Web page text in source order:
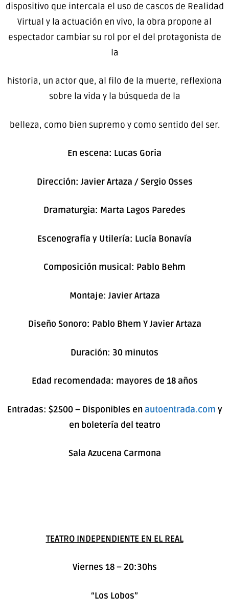
dispositivo que intercala el uso de cascos de Realidad
Virtual y la actuación en vivo, la obra propone al
espectador cambiar su rol por el del protagonista de
la
historia, un actor que, al filo de la muerte, reflexiona
sobre la vida y la búsqueda de la
belleza, como bien supremo y como sentido del ser.
En escena: Lucas Goria
Dirección: Javier Artaza / Sergio Osses
Dramaturgia: Marta Lagos Paredes
Escenografía y Utilería: Lucía Bonavía
Composición musical: Pablo Behm
Montaje: Javier Artaza
Diseño Sonoro: Pablo Bhem Y Javier Artaza
Duración: 30 minutos
Edad recomendada: mayores de 18 años
Entradas: $2500 – Disponibles en autoentrada.com y
en boletería del teatro
Sala Azucena Carmona
TEATRO INDEPENDIENTE EN EL REAL
Viernes 18 – 20:30hs
“Los Lobos”